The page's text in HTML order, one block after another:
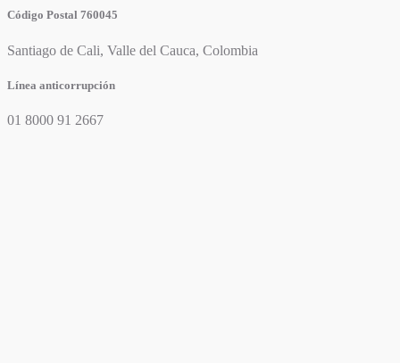
Código Postal 760045
Santiago de Cali, Valle del Cauca, Colombia
Línea anticorrupción
01 8000 91 2667